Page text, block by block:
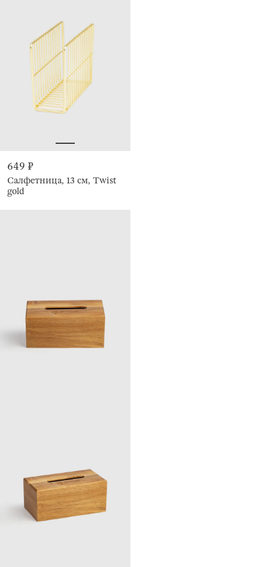
649 ₽
Салфетница, 13 см, Twist
gold